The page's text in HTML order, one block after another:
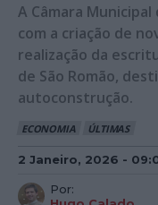
A Câmara
com a criação de
realização da
de São Romão,
autoconstrução.
ECONOMIA ÚLTIMAS
2 Janeiro, 2026 -
Por: